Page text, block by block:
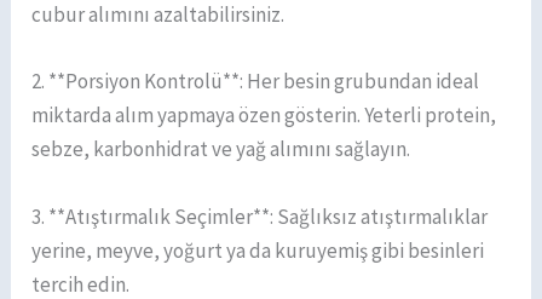
cubur alımını azaltabilirsiniz.
2. **Porsiyon Kontrolü**: Her besin grubundan ideal
miktarda alım yapmaya özen gösterin. Yeterli protein,
sebze, karbonhidrat ve yağ alımını sağlayın.
3. **Atıştırmalık Seçimler**: Sağlıksız atıştırmalıklar
yerine, meyve, yoğurt ya da kuruyemiş gibi besinleri
tercih edin.